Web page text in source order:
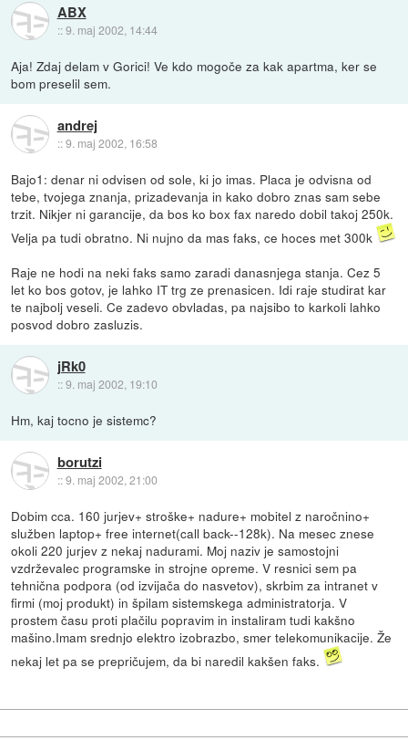
ABX
::9. maj 2002, 14:44
Aja! Zdaj delam v Gorici! Ve kdo mogoče za kak apartma, ker se
bom preselil sem.
andrej
::9. maj 2002, 16:58
Bajo1: denar ni odvisen od sole, ki jo imas. Placa je odvisna od
tebe, tvojega znanja, prizadevanja in kako dobro znas sam sebe
trzit. Nikjer ni garancije, da bos ko box fax naredo dobil takoj 250k.
Velja pa tudi obratno. Ni nujno da mas faks, ce hoces met 300k
Raje ne hodi na neki faks samo zaradi danasnjega stanja. Cez 5
let ko bos gotov, je lahko IT trg ze prenasicen. Idi raje studirat kar
te najbolj veseli. Ce zadevo obvladas, pa najsibo to karkoli lahko
posvod dobro zasluzis.
jRk0
::9. maj 2002, 19:10
Hm, kaj tocno je sistemc?
borutzi
::9. maj 2002, 21:00
Dobim cca. 160 jurjev+ stroške+ nadure+ mobitel z naročnino+
služben laptop+ free internet(call back--128k). Na mesec znese
okoli 220 jurjev z nekaj nadurami. Moj naziv je samostojni
vzdrževalec programske in strojne opreme. V resnici sem pa
tehnična podpora (od izvijača do nasvetov), skrbim za intranet v
firmi (moj produkt) in špilam sistemskega administratorja. V
prostem času proti plačilu popravim in instaliram tudi kakšno
mašino.Imam srednjo elektro izobrazbo, smer telekomunikacije. Že
nekaj let pa se prepričujem, da bi naredil kakšen faks.